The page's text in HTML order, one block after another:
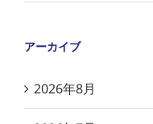
アーカイブ
2026年8月